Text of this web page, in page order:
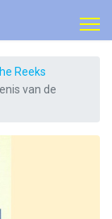
Reeks
van de